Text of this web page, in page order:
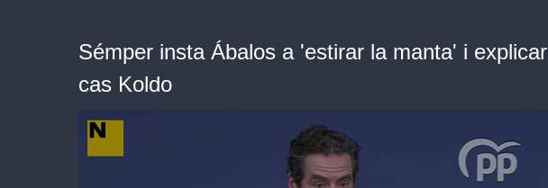
Sémper insta Ábalos a 'estirar la manta' i
cas Koldo